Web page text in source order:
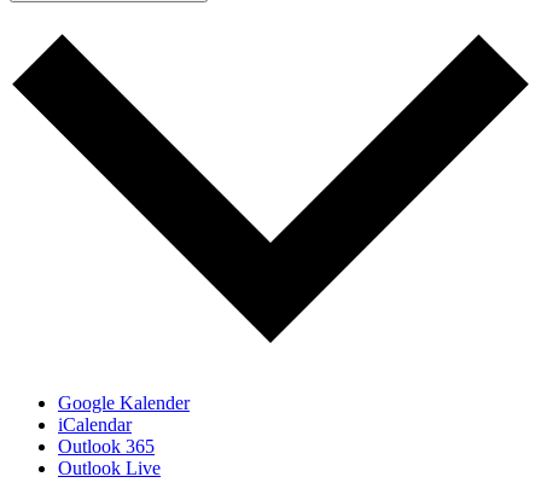
Google Kalender
iCalendar
Outlook 365
Outlook Live